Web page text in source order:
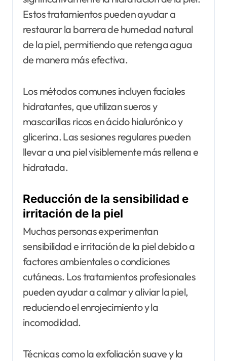
Estos tratamientos pueden ayudar a
restaurar la barrera de humedad natural
de la piel, permitiendo que retenga agua
de manera más efectiva.
Los métodos comunes incluyen faciales
hidratantes, que utilizan sueros y
mascarillas ricos en ácido hialurónico y
glicerina. Las sesiones regulares pueden
llevar a una piel visiblemente más rellena e
hidratada.
Reducción de la sensibilidad e
irritación de la piel
Muchas personas experimentan
sensibilidad e irritación de la piel debido a
factores ambientales o condiciones
cutáneas. Los tratamientos profesionales
pueden ayudar a calmar y aliviar la piel,
reduciendo el enrojecimiento y la
incomodidad.
Técnicas como la exfoliación suave y la